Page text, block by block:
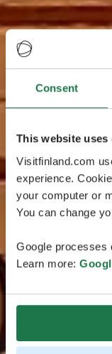
Consent
This website uses
Visitfinland.com
experience.
your computer or
You can change
Google processes
Learn more: